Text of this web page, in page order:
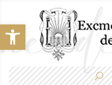
Abrir barra de herramientas